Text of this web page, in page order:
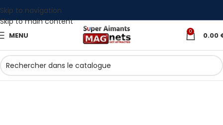
Skip to navigation
Skip to main content
MENU 0 0.00